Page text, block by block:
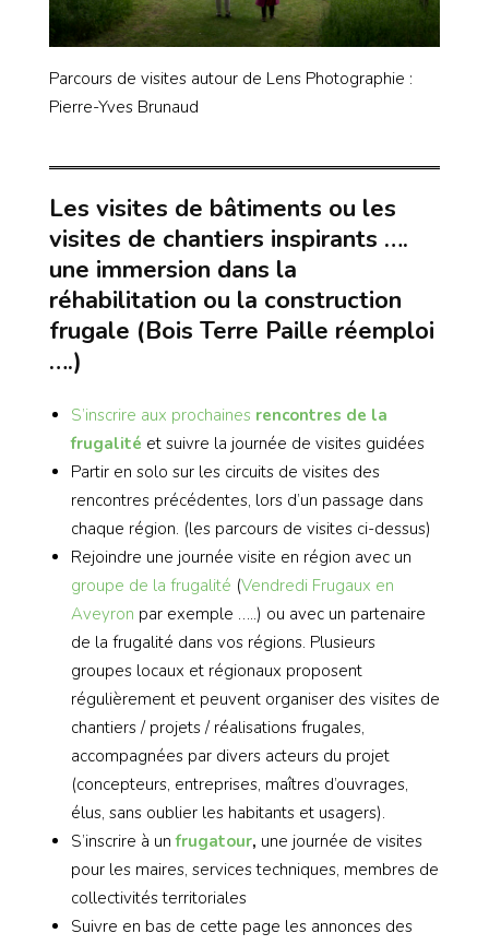
Parcours de visites autour de Lens Photographie :
Pierre-Yves Brunaud
Les visites de bâtiments ou les
visites de chantiers inspirants ….
une immersion dans la
réhabilitation ou la construction
frugale (Bois Terre Paille réemploi
….)
S’inscrire aux prochaines rencontres de la
frugalité et suivre la journée de visites guidées
Partir en solo sur les circuits de visites des
rencontres précédentes, lors d’un passage dans
chaque région. (les parcours de visites ci-dessus)
Rejoindre une journée visite en région avec un
groupe de la frugalité (Vendredi Frugaux en
Aveyron par exemple …..) ou avec un partenaire
de la frugalité dans vos régions. Plusieurs
groupes locaux et régionaux proposent
régulièrement et peuvent organiser des visites de
chantiers / projets / réalisations frugales,
accompagnées par divers acteurs du projet
(concepteurs, entreprises, maîtres d’ouvrages,
élus, sans oublier les habitants et usagers).
S’inscrire à unfrugatour, une journée de visites
pour les maires, services techniques, membres de
collectivités territoriales
Suivre en bas de cette page les annonces des